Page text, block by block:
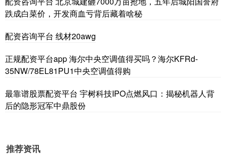
跌成白菜价，开发商血亏背后藏着啥秘
配资咨询平台 线材20awg
正规配资平台app 海尔中央空调值得买吗？海尔KFRd-
35NW/78EL81PU1中央空调值得购
最靠谱股票配资平台 宇树科技IPO点燃风口：揭秘机器人背
后的隐形冠军中鼎股份
推荐资讯